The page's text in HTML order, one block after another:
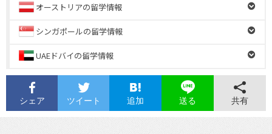
オーストリアの留学情報
シンガポールの留学情報
UAEドバイの留学情報
シェア ツイート 追加 送る 共有